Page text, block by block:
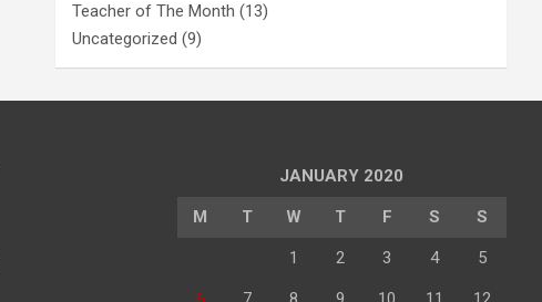
Teacher of The Month (13)
Uncategorized (9)
JANUARY 2020
M T W T F S S
1 2 3 4 5